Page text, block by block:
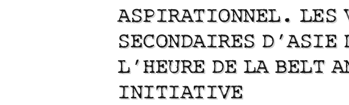
ASPIRATIONNEL. LES
SECONDAIRES D’ASIE
L’HEURE DE LA BELT
INITIATIVE
Sous le feu du numérique. Spatialités et
exemples de l’audace architecturale des
années 1950